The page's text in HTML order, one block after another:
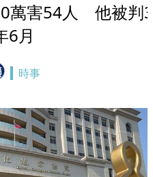
萬害54人 他被判3
6月
時事